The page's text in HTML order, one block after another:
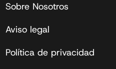
Sobre Nosotros
Aviso legal
Política de privacidad